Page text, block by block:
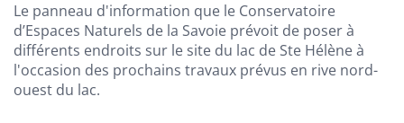
Le panneau d'information que le Conservatoire
d’Espaces Naturels de la Savoie prévoit de poser à
différents endroits sur le site du lac de Ste Hélène à
l'occasion des prochains travaux prévus en rive nord-
ouest du lac.